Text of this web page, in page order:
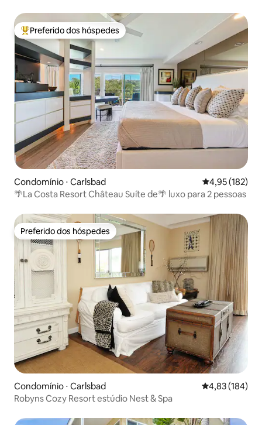
Entre os melhores preferidos dos hóspedes
Preferido dos hóspedes
Condomínio ⋅ Carlsbad 4,95 de uma
4,95 (182)
🌴La Costa Resort Château Suíte de🌴 luxo para 2 pessoas
Preferido dos hóspedes
Preferido dos hóspedes
Condomínio ⋅ Carlsbad 4,83 de uma
4,83 (184)
Robyns Cozy Resort estúdio Nest & Spa